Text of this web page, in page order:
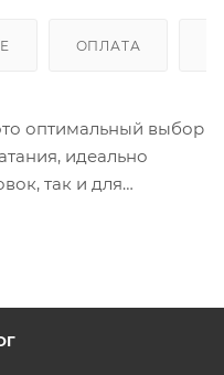
ОПЛАТА
оптимальный выбор
идеально
так и для
жесткость и